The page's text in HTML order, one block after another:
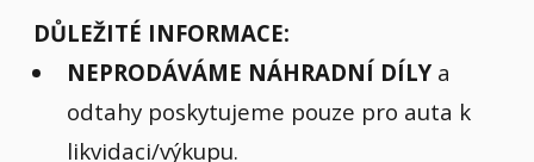
DŮLEŽITÉ INFORMACE:
NEPRODÁVÁME NÁHRADNÍ DÍLYa
odtahy poskytujeme pouze pro auta k
likvidaci/výkupu.